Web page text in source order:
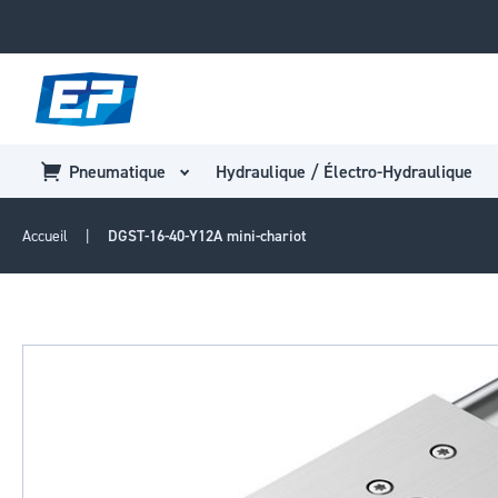
Pneumatique Hydraulique / Électro-Hydraulique
Accueil DGST-16-40-Y12A mini-chariot